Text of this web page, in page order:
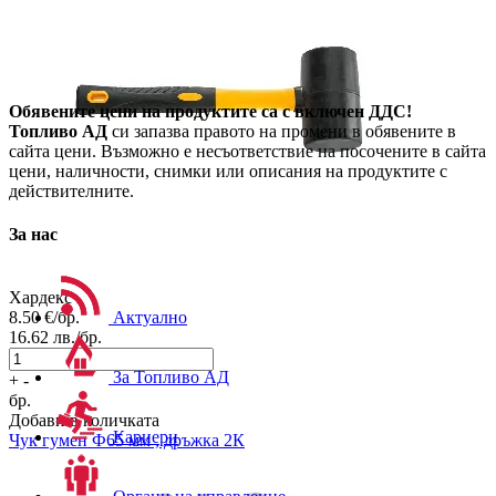
Хардекс
8.50 €/бр.
16.62 лв./бр.
+ -
бр.
Добави в количката
Чук гумен Ф65 мм , дръжка 2К
Обявените цени на продуктите са с включен ДДС!
Топливо АД си запазва правото на промени в обявените в
сайта цени. Възможно е несъответствие на посочените в сайта
цени, наличности, снимки или описания на продуктите с
действителните.
За нас
Актуално
За Топливо АД
Кариери